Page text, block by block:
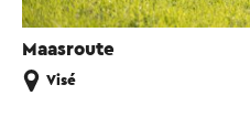
Maasroute
Visé